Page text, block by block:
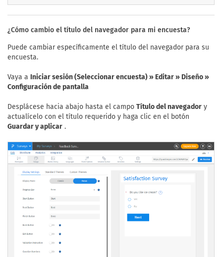
¿Cómo cambio el título del navegador para mi encuesta?
Puede cambiar específicamente el título del navegador para su
encuesta.
Vaya a Iniciar sesión (Seleccionar encuesta) » Editar » Diseño »
Configuración de pantalla
Desplácese hacia abajo hasta el campo Título del navegador y
actualícelo con el título requerido y haga clic en el botón
Guardar y aplicar .